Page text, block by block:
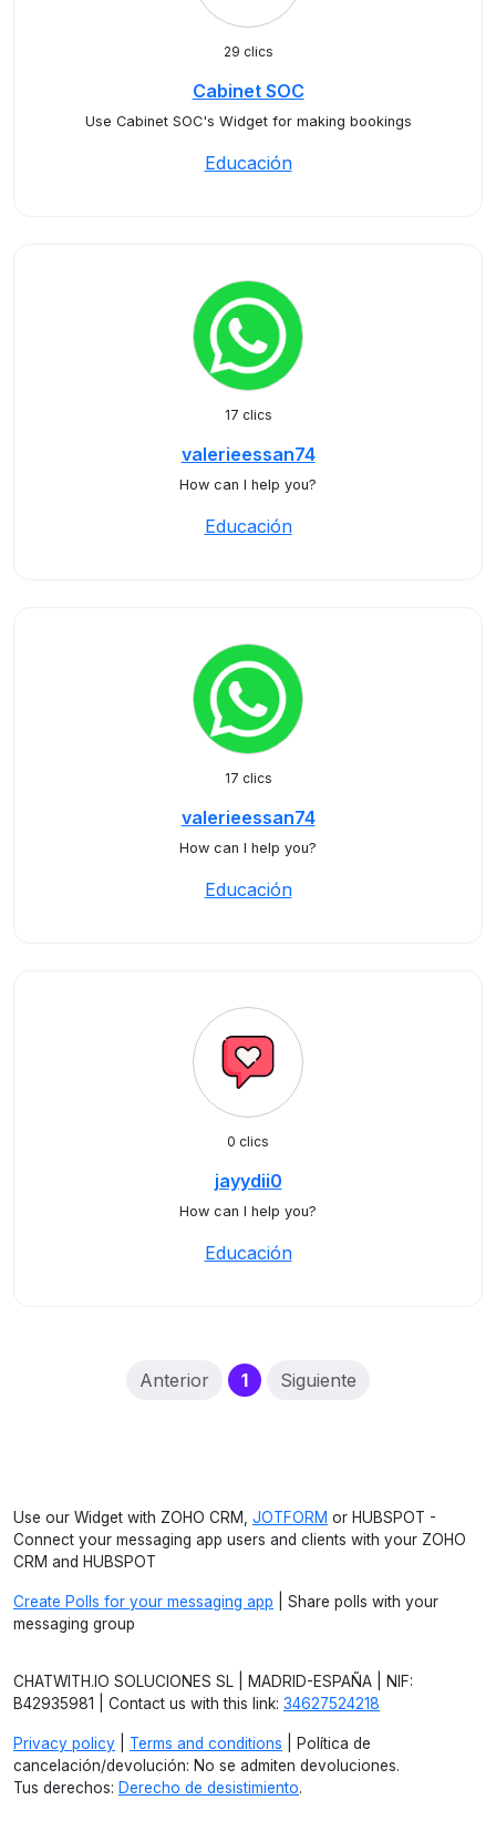
29 clics
Cabinet SOC
Use Cabinet SOC's Widget for making bookings
Educación
17 clics
valerieessan74
How can I help you?
Educación
17 clics
valerieessan74
How can I help you?
Educación
0 clics
jayydii0
How can I help you?
Educación
Anterior 1(current)
Siguiente
Use our Widget with ZOHO CRM, JOTFORM or HUBSPOT -
Connect your messaging app users and clients with your ZOHO
CRM and HUBSPOT
Create Polls for your messaging app | Share polls with your
messaging group
CHATWITH.IO SOLUCIONES SL | MADRID-ESPAÑA | NIF:
B42935981 | Contact us with this link: 34627524218
Privacy policy Terms and conditions | Política de
cancelación/devolución: No se admiten devoluciones.
Tus derechos: Derecho de desistimiento.